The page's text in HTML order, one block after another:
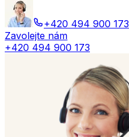
+420 494 900 173
Zavolejte nám
+420 494 900 173